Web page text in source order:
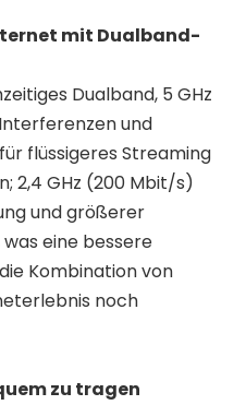
mit Dualband-
Dualband, 5 GHz
und
flüssigeres Streaming
2,4 GHz (200 Mbit/s)
und größerer
eine bessere
Kombination von
noch
zu tragen